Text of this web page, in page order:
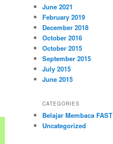
June 2021
February 2019
December 2018
October 2016
October 2015
September 2015
July 2015
June 2015
CATEGORIES
Belajar Membaca FAST
Uncategorized